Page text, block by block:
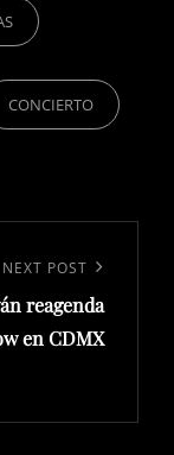
CONCIERTO
NEXT POST
reagenda
en CDMX